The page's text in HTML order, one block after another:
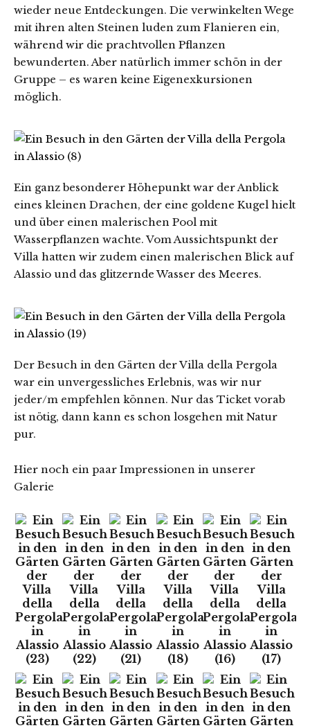
wieder neue Entdeckungen. Die verwinkelten Wege
mit ihren alten Steinen luden zum Flanieren ein,
während wir die prachtvollen Pflanzen
bewunderten. Aber natürlich immer schön in der
Gruppe – es waren keine Eigenexkursionen
möglich.
Ein ganz besonderer Höhepunkt war der Anblick
eines kleinen Drachen, der eine goldene Kugel hielt
und über einen malerischen Pool mit
Wasserpflanzen wachte. Vom Aussichtspunkt der
Villa hatten wir zudem einen malerischen Blick auf
Alassio und das glitzernde Wasser des Meeres.
Der Besuch in den Gärten der Villa della Pergola
war ein unvergessliches Erlebnis, was wir nur
jeder/m empfehlen können. Nur das Ticket vorab
ist nötig, dann kann es schon losgehen mit Natur
pur.
Hier noch ein paar Impressionen in unserer
Galerie